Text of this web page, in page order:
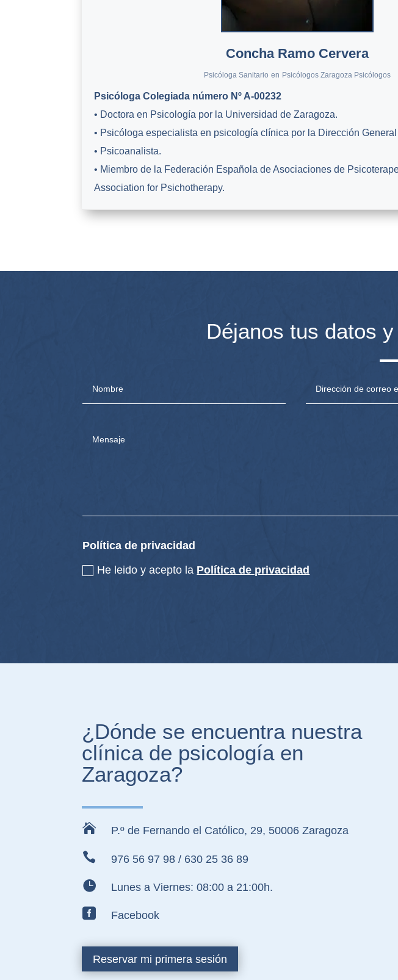
Concha Ramo Cervera
Psicóloga Sanitario en Psicólogos Zaragoza Psicólogos
Psicóloga Colegiada número Nº A-00232
• Doctora en Psicología por la Universidad de Zaragoza.
• Psicóloga especialista en psicología clínica por la Dirección
• Psicoanalista.
• Miembro de la Federación Española de Asociaciones de
Association for Psichotherapy.
Déjanos tus datos
Política de privacidad
He leido y acepto la Política de privacidad
¿Dónde se encuentra nuestra
clínica de psicología en
Zaragoza?
 P.º de Fernando el Católico, 29, 50006 Zaragoza
 976 56 97 98/ 630 25 36 89
 Lunes a Viernes: 08:00 a 21:00h.
 Facebook
Reservar mi primera sesión